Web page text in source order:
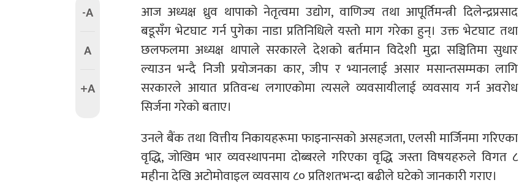
-A
A
+A
आज अध्यक्ष ध्रुव थापाको नेतृत्वमा उद्योग, वाणिज्य तथा आपूर्तिमन्त्री दिलेन्द्रप्रसाद
बडूसँग भेटघाट गर्न पुगेका नाडा प्रतिनिधिले यस्तो माग गरेका हुन्। उक्त भेटघाट तथा
छलफलमा अध्यक्ष थापाले सरकारले देशको बर्तमान विदेशी मुद्रा सञ्चितिमा सुधार
ल्याउन भन्दै निजी प्रयोजनका कार, जीप र भ्यानलाई असार मसान्तसम्मका लागि
सरकारले आयात प्रतिवन्ध लगाएकोमा त्यसले व्यवसायीलाई व्यवसाय गर्न अवरोध
सिर्जना गरेको बताए।
उनले बैंक तथा वित्तीय निकायहरूमा फाइनान्सको असहजता, एलसी मार्जिनमा गरिएका
वृद्धि, जोखिम भार व्यवस्थापनमा दोब्बरले गरिएका वृद्धि जस्ता विषयहरुले विगत ८
महीना देखि अटोमोवाइल व्यवसाय ८० प्रतिशतभन्दा बढीले घटेको जानकारी गराए।